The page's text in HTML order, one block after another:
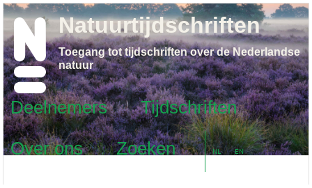
Deelnemers
Tijdschriften
Over ons
Zoeken NL EN
Natuurtijdschriften
Toegang tot tijdschriften over de Nederlandse
natuur